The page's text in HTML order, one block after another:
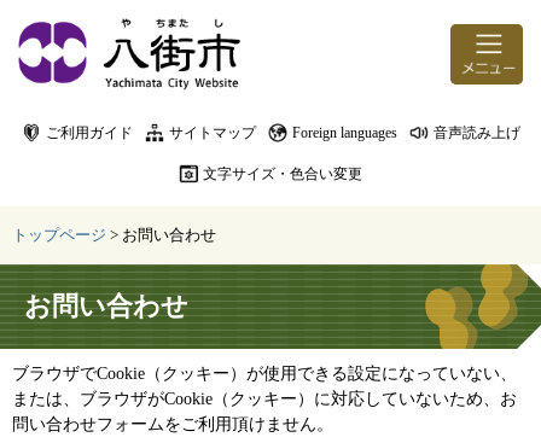
ご利用ガイド サイトマップ Foreign languages 音声読み上げ
文字サイズ・色合い変更
トップページ > お問い合わせ
本文
お問い合わせ
ブラウザでCookie（クッキー）が使用できる設定になっていない、
または、ブラウザがCookie（クッキー）に対応していないため、お
問い合わせフォームをご利用頂けません。